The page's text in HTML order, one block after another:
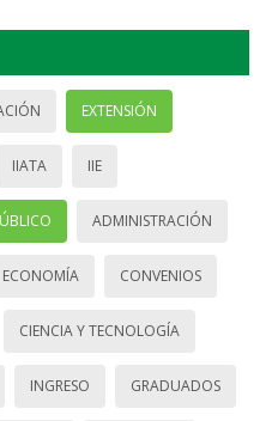
EXTENSIÓN
IIATA IIE
ADMINISTRACIÓN
ECONOMÍA CONVENIOS
CIENCIA Y TECNOLOGÍA
INGRESO GRADUADOS